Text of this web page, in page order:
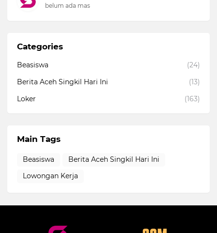
belum ada mas
Categories
Beasiswa
(24)
Berita Aceh Singkil Hari Ini
(13)
Loker
(163)
Main Tags
Beasiswa
Berita Aceh Singkil Hari Ini
Lowongan Kerja